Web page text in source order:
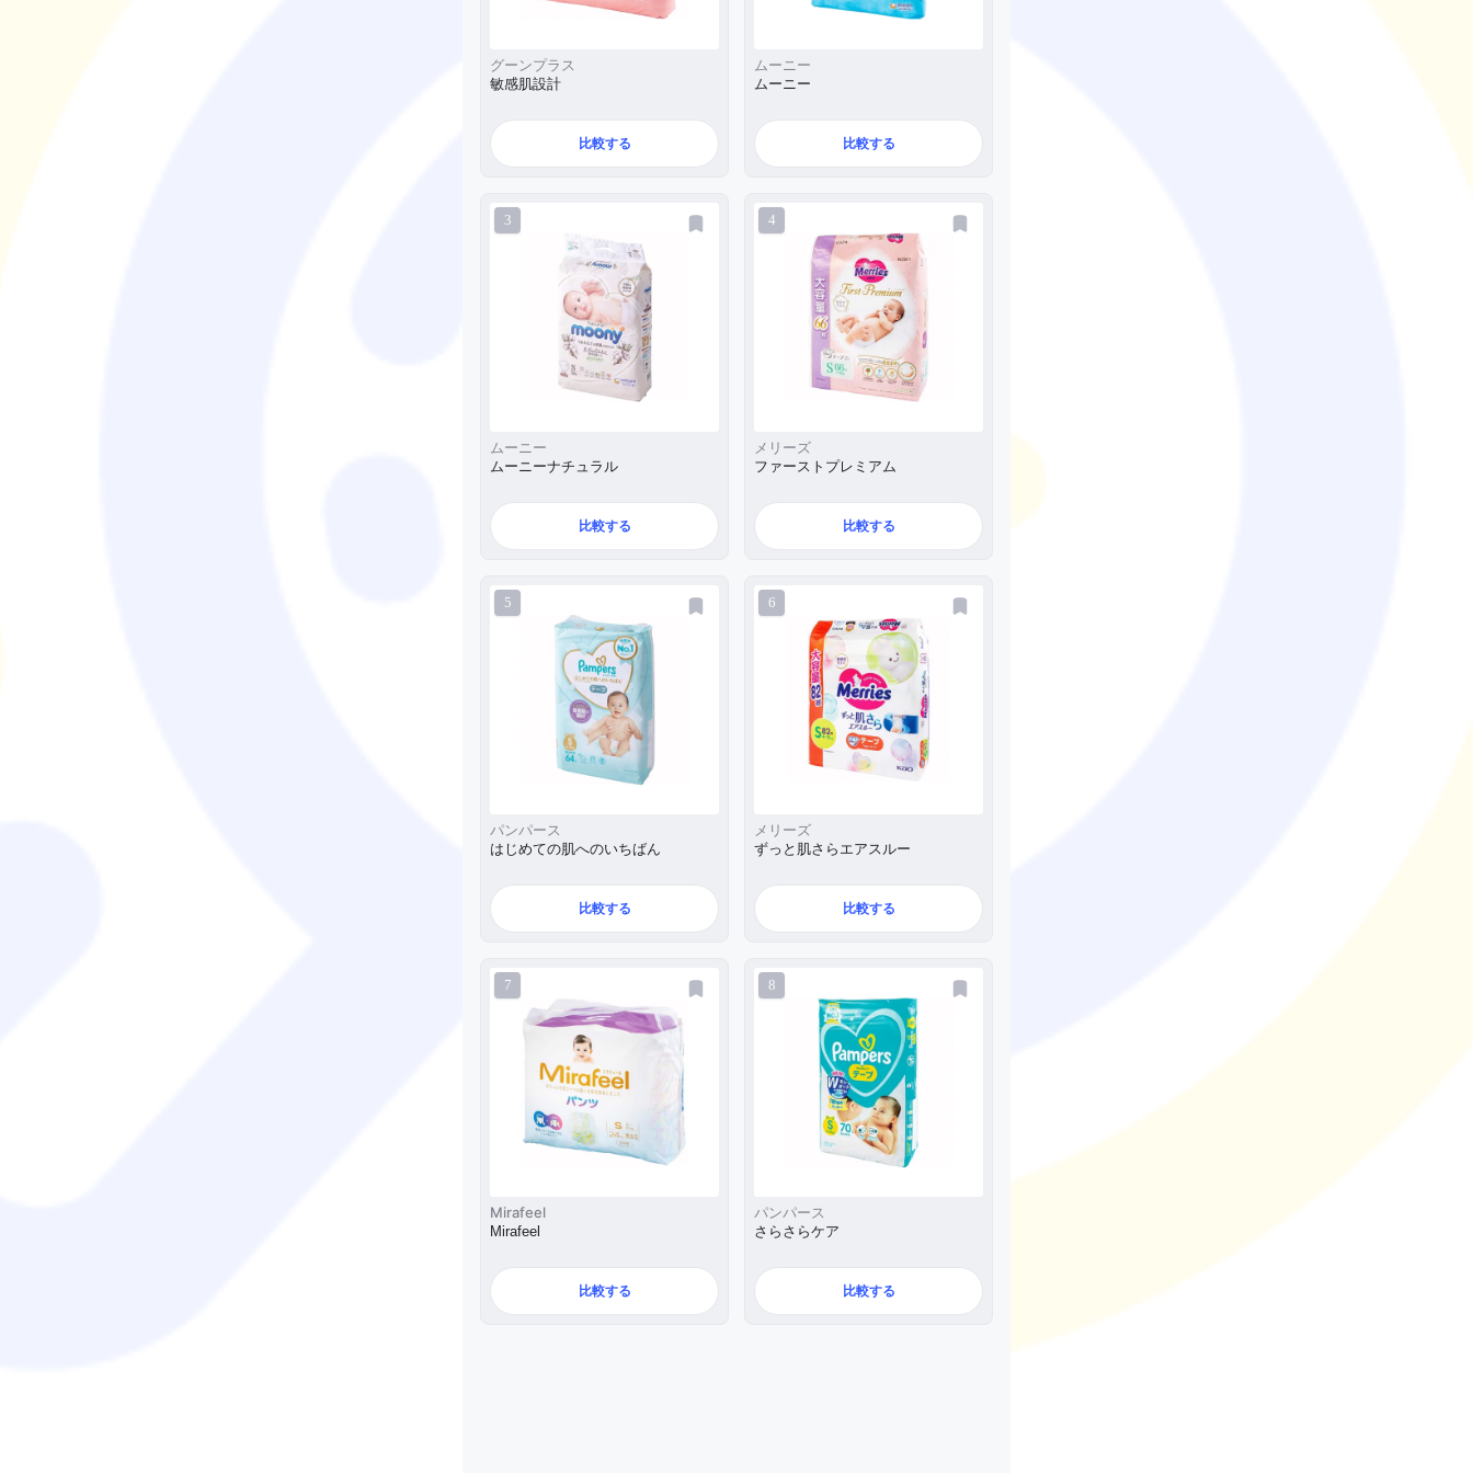
グーンプラス
敏感肌設計
比較する
ムーニー
ムーニー
比較する
3
ムーニー
ムーニーナチュラル
比較する
4
メリーズ
ファーストプレミアム
比較する
5
パンパース
はじめての肌へのいちばん
比較する
6
メリーズ
ずっと肌さらエアスルー
比較する
7
Mirafeel
Mirafeel
比較する
8
パンパース
さらさらケア
比較する